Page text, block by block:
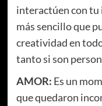
interactúen con tu
más sencillo que
creatividad en
tanto si son
AMOR: Es un
que quedaron